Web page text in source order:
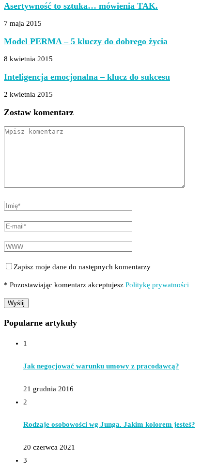
Asertywność to sztuka… mówienia TAK.
7 maja 2015
Model PERMA – 5 kluczy do dobrego życia
8 kwietnia 2015
Inteligencja emocjonalna – klucz do sukcesu
2 kwietnia 2015
Zostaw komentarz
Zapisz moje dane do następnych komentarzy
* Pozostawiając komentarz akceptujesz Politykę prywatności
Popularne artykuły
1
Jak negocjować warunku umowy z pracodawcą?
21 grudnia 2016
2
Rodzaje osobowości wg Junga. Jakim kolorem jesteś?
20 czerwca 2021
3